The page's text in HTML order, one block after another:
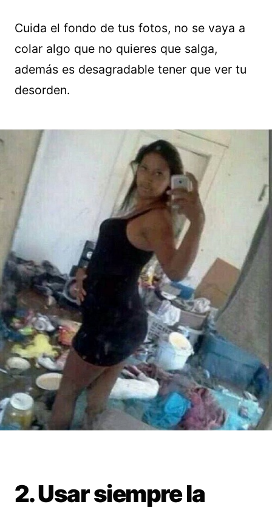
Cuida el fondo de tus fotos, no se vaya a
colar algo que no quieres que salga,
además es desagradable tener que ver tu
desorden.
2. Usar siempre la